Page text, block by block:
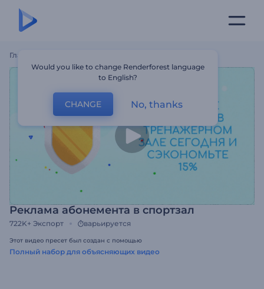
Главная
Реклама абонемента в спортзал
722K+ Экспорт варьируется
Этот видео пресет был создан с помощью
Полный набор для объясняющих видео
Would you like to change Renderforest language
to English?
CHANGE No, thanks